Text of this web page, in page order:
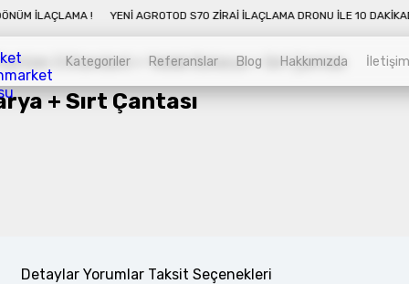
DAKIKADA 50 DÖNÜM İLAÇLAMA ! YENI AGROTOD S70 ZIRAI İLAÇLAMA
Kategoriler Referanslar Blog Hakkımızda İletişim
+ Sırt Çantası
Detaylar Yorumlar Taksit Seçenekleri